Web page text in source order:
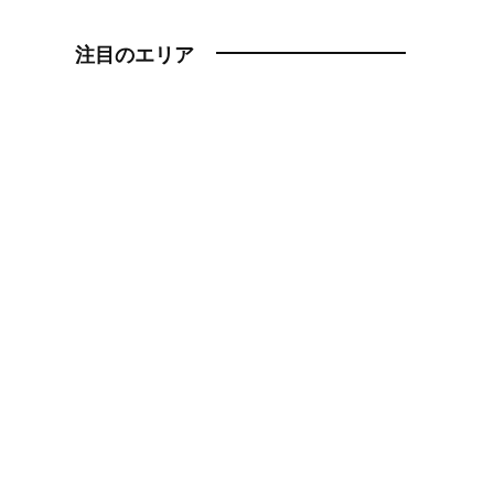
注目のエリア